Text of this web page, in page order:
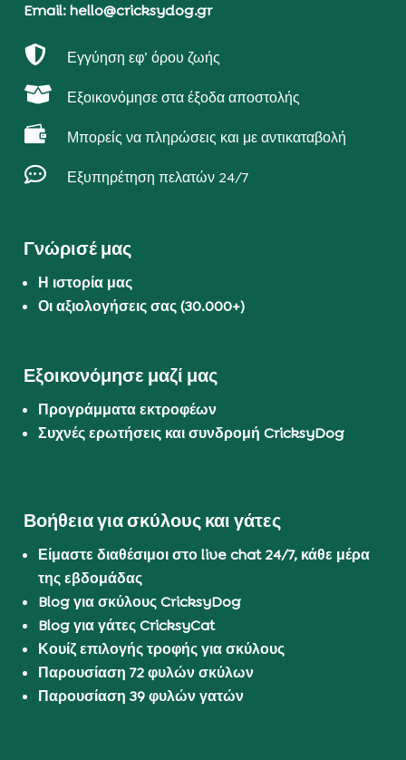
Email: hello@cricksydog.gr
 Εγγύηση εφ’ όρου ζωής
 Εξοικονόμησε στα έξοδα αποστολής
 Μπορείς να πληρώσεις και με αντικαταβολή
 Εξυπηρέτηση πελατών 24/7
Γνώρισέ μας
Η ιστορία μας
Οι αξιολογήσεις σας (30.000+)
Εξοικονόμησε μαζί μας
Προγράμματα εκτροφέων
Συχνές ερωτήσεις και συνδρομή CricksyDog
Βοήθεια για σκύλους και γάτες
Είμαστε διαθέσιμοι στο live chat 24/7, κάθε μέρα
της εβδομάδας
Blog για σκύλους CricksyDog
Blog για γάτες CricksyCat
Κουίζ επιλογής τροφής για σκύλους
Παρουσίαση 72 φυλών σκύλων
Παρουσίαση 39 φυλών γατών